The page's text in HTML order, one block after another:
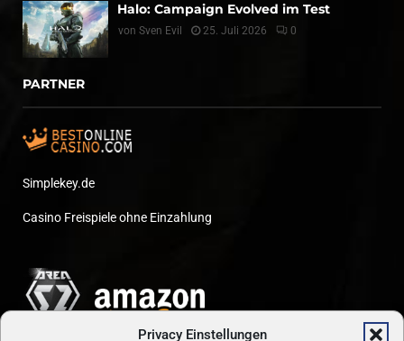
Privacy Einstellungen
Halo: Campaign Evolved im Test
von Sven Evil 25. Juli 2026 0
PARTNER
Simplekey.de
Casino Freispiele ohne Einzahlung